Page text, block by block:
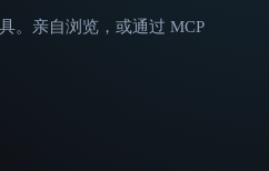
。亲自浏览，或通过 MCP